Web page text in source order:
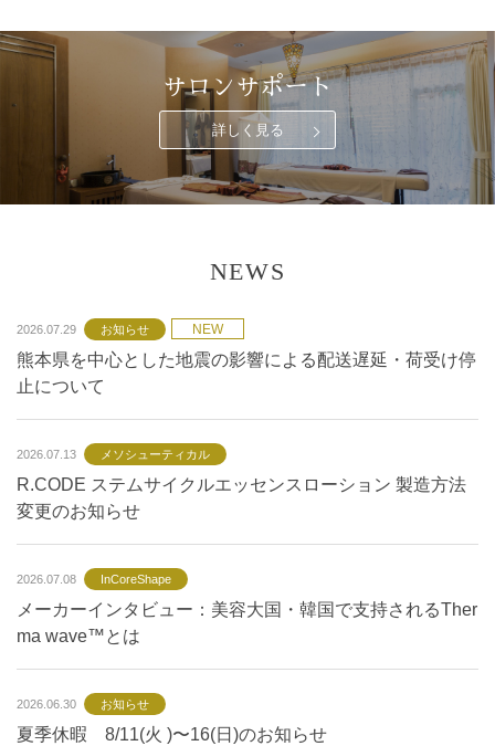
サロンサポート
詳しく見る
NEWS
2026.07.29 お知らせ NEW
熊本県を中心とした地震の影響による配送遅延・荷受け停
止について
2026.07.13 メソシューティカル
R.CODE ステムサイクルエッセンスローション 製造方法
変更のお知らせ
2026.07.08 InCoreShape
メーカーインタビュー：美容大国・韓国で支持されるTher
ma wave™とは
2026.06.30 お知らせ
夏季休暇 8/11(火 )〜16(日)のお知らせ